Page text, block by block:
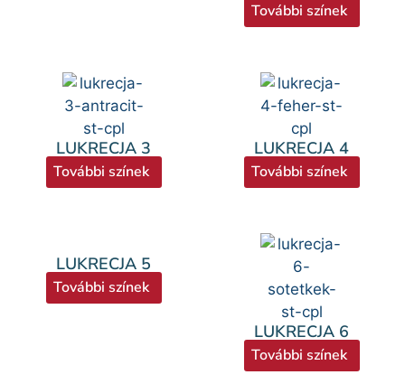
További színek
LUKRECJA 3
További színek
LUKRECJA 4
További színek
LUKRECJA 5
További színek
LUKRECJA 6
További színek